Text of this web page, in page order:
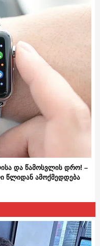
და წამოსვლის დრო! –
წლიდან ამოქმედდება